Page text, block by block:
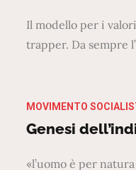
Il modello per i
trapper. Da sempre
MOVIMENTO
Genesi
«l’uomo è per